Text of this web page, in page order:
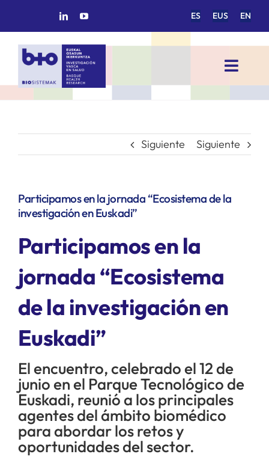
ES EUS EN
Toggle
INICIO
GRUPOS DE INVESTIGACIÓN
PROYECTOS/COLABORACIONES
SERVICIOS
APOYO I+D+I
NOTICIAS
Siguiente Siguiente
Participamos en la jornada “Ecosistema de la
investigación en Euskadi”
Participamos en la
jornada “Ecosistema
de la investigación en
Euskadi”
El encuentro, celebrado el 12 de
junio en el Parque Tecnológico de
Euskadi, reunió a los principales
agentes del ámbito biomédico
para abordar los retos y
oportunidades del sector.